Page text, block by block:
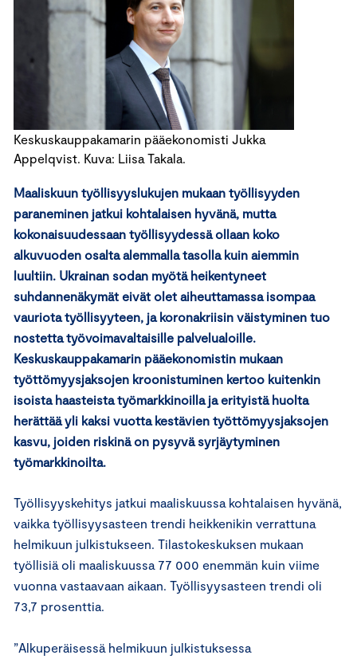
Keskuskauppakamarin pääekonomisti Jukka
Appelqvist. Kuva: Liisa Takala.
Maaliskuun työllisyyslukujen mukaan työllisyyden
paraneminen jatkui kohtalaisen hyvänä, mutta
kokonaisuudessaan työllisyydessä ollaan koko
alkuvuoden osalta alemmalla tasolla kuin aiemmin
luultiin. Ukrainan sodan myötä heikentyneet
suhdannenäkymät eivät olet aiheuttamassa isompaa
vauriota työllisyyteen, ja koronakriisin väistyminen tuo
nostetta työvoimavaltaisille palvelualoille.
Keskuskauppakamarin pääekonomistin mukaan
työttömyysjaksojen kroonistuminen kertoo kuitenkin
isoista haasteista työmarkkinoilla ja erityistä huolta
herättää yli kaksi vuotta kestävien työttömyysjaksojen
kasvu, joiden riskinä on pysyvä syrjäytyminen
työmarkkinoilta.
Työllisyyskehitys jatkui maaliskuussa kohtalaisen hyvänä,
vaikka työllisyysasteen trendi heikkenikin verrattuna
helmikuun julkistukseen. Tilastokeskuksen mukaan
työllisiä oli maaliskuussa 77 000 enemmän kuin viime
vuonna vastaavaan aikaan. Työllisyysasteen trendi oli
73,7 prosenttia.
”Alkuperäisessä helmikuun julkistuksessa